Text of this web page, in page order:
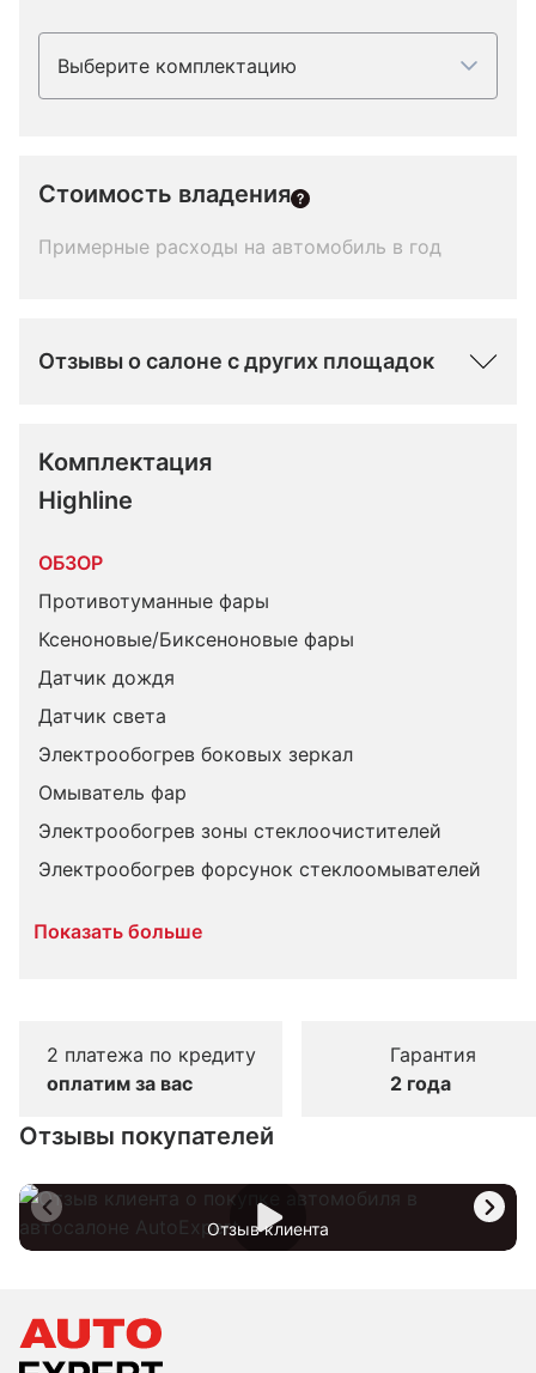
Выберите комплектацию
Стоимость владения
Примерные расходы на автомобиль в год
Отзывы о салоне с других площадок
Комплектация
Highline
ОБЗОР
Противотуманные фары
Ксеноновые/Биксеноновые фары
Датчик дождя
Датчик света
Электрообогрев боковых зеркал
Омыватель фар
Электрообогрев зоны стеклоочистителей
Электрообогрев форсунок стеклоомывателей
Показать больше
2 платежа по кредиту
оплатим за вас
Гарантия
2 года
Отзывы покупателей
Отзыв клиента